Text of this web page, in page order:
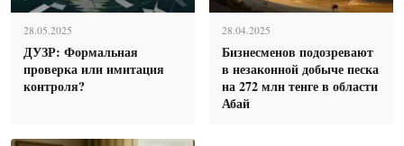
28.05.2025
ДУЗР: Формальная
проверка или имитация
контроля?
28.04.2025
Бизнесменов подозревают
в незаконной добыче песка
на 272 млн тенге в области
Абай